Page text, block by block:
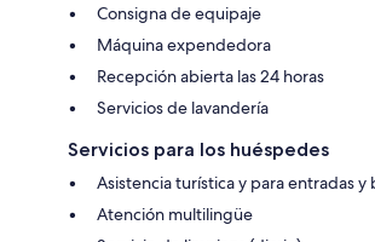
Consigna de equipaje
Máquina expendedora
Recepción abierta las 24 horas
Servicios de lavandería
Servicios para los huéspedes
Asistencia turística y para entradas y
Atención multilingüe